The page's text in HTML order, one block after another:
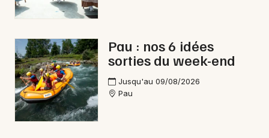
Pau : nos 6 idées
sorties du week-end
Jusqu'au 09/08/2026
Pau